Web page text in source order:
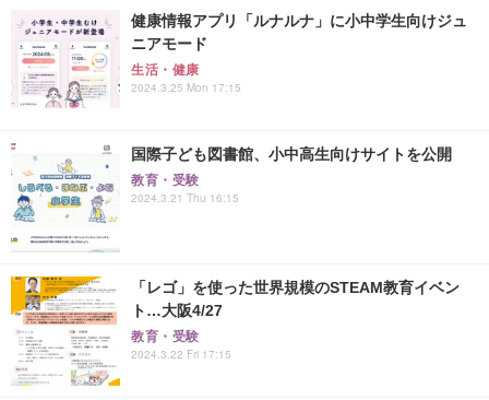
健康情報アプリ「ルナルナ」に小中学生向けジュ
ニアモード
生活・健康
2024.3.25 Mon 17:15
国際子ども図書館、小中高生向けサイトを公開
教育・受験
2024.3.21 Thu 16:15
「レゴ」を使った世界規模のSTEAM教育イベン
ト…大阪4/27
教育・受験
2024.3.22 Fri 17:15